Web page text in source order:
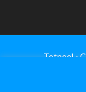
Totpool -